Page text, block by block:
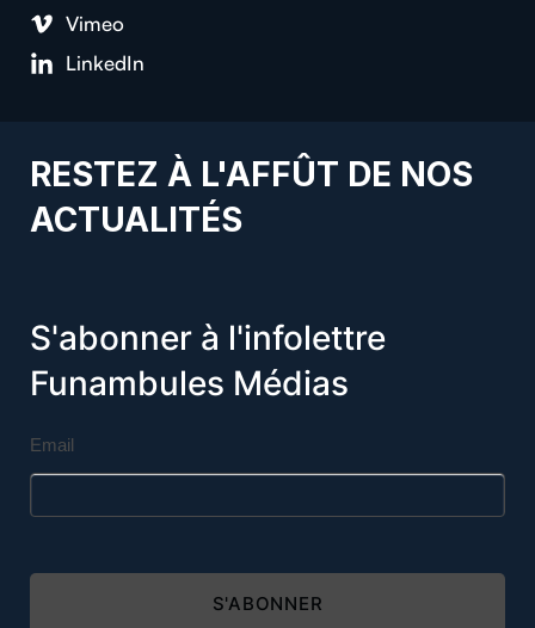
Vimeo
LinkedIn
RESTEZ À L'AFFÛT DE NOS
ACTUALITÉS
S'abonner à l'infolettre
Funambules Médias
Email
S'ABONNER